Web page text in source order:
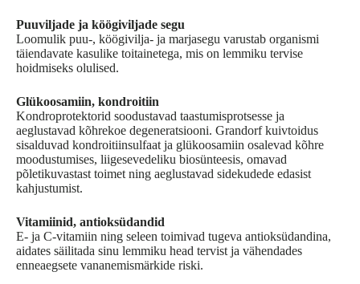
Puuviljade ja köögiviljade segu
Loomulik puu-, köögivilja- ja marjasegu varustab organismi
täiendavate kasulike toitainetega, mis on lemmiku tervise
hoidmiseks olulised.
Glükoosamiin, kondroitiin
Kondroprotektorid soodustavad taastumis­protsesse ja
aeglustavad kõhrekoe degeneratsiooni. Grandorf kuivtoidus
sisalduvad kondroitiinsulfaat ja glükoosamiin osalevad kõhre
moodustumises, liigesevedeliku biosünteesis, omavad
põletikuvastast toimet ning aeglustavad sidekudede edasist
kahjustumist.
Vitamiinid, antioksüdandid
E- ja C-vitamiin ning seleen toimivad tugeva antioksüdandina,
aidates säilitada sinu lemmiku head tervist ja vähendades
enneaegsete vananemismärkide riski.